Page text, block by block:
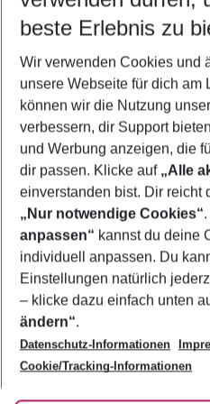
5-8
2 Erwachsene Keine Kinder
Mehr Filter
Footer
Footer navigation
Über uns
AGB
Bestpreisgarantie
Cookie-Einstellungen ändern
Cookie-Richtlinie
Agenturbetreuung
Barrierefreies Reisen
Folge uns
beste Erlebnis zu
Wir verwenden Cookies und
unsere Webseite für dich am
können wir die Nutzung
verbessern, dir Support
und Werbung anzeigen, die
dir passen. Klicke auf „Alle
einverstanden bist. Dir reicht
„Nur notwendige Cookies“
anpassen“ kannst du deine
individuell anpassen. Du
Einstellungen natürlich
– klicke dazu einfach unten
ändern“.
Datenschutz-Informationen
Cookie/Tracking-Informationen